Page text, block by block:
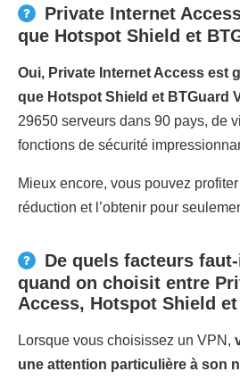
Private Internet
que Hotspot Shield et
Oui, Private Internet Access est
que Hotspot Shield et BTGuard
29650 serveurs dans 90 pays, de
fonctions de sécurité
Mieux encore, vous pouvez
réduction et l’obtenir pour
De quels facteurs
quand on choisit entre
Access, Hotspot Shield et
Lorsque vous choisissez un VPN,
une attention particulière à son